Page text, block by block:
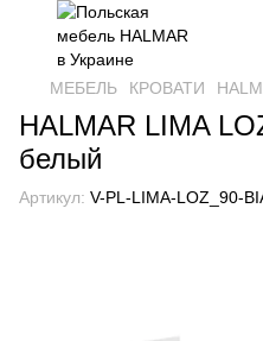
МЕБЕЛЬ КРОВАТИ
HALMAR LIMA
белый
Артикул: V-PL-LIMA-LOZ_90-